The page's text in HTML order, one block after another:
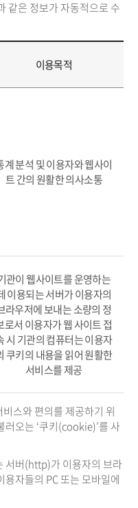
같은 정보가 자동적으로 수
이용목적
계 분석 및 이용자와 웹사이
트 간의 원활한 의사소통
관이 웹사이트를 운영하는
이용되는 서버가 이용자의
라우저에 보내는 소량의 정
로서 이용자가 웹 사이트 접
시 기관의 컴퓨터는 이용자
쿠키의 내용을 읽어 원활한
서비스를 제공
스와 편의를 제공하기 위
러오는 ‘쿠키(cookie)’를 사
서버(http)가 이용자의 브라
자들의 PC 또는 모바일에